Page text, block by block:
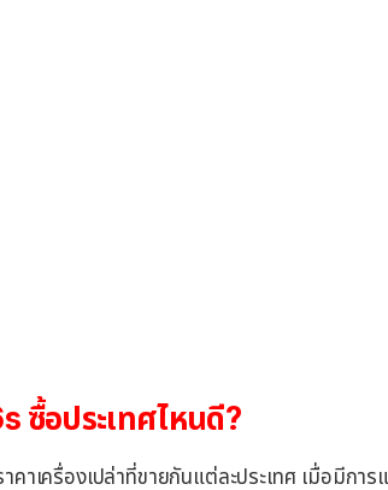
ซื้อประเทศไหนดี?
คาเครื่องเปล่าที่ขายกันแต่ละประเทศ เมื่อมีกา